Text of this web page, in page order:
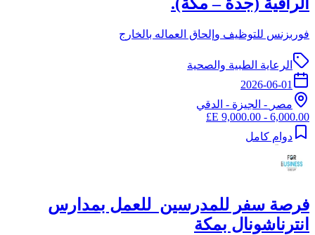
الراقية (جدة – مكة).
فوربزنس للتوظيف وإلحاق العماله بالخارج
الرعاية الطبية والصحية
2026-06-01
مصر - الجيزة - الدقي
6,000.00 - 9,000.00 E£
دوام كامل
فرصة سفر للمدرسين للعمل بمدارس
انترناشونال بمكة